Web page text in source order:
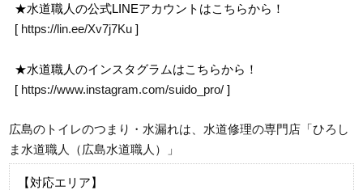
★水道職人の公式LINEアカウントはこちらから！
[ https://lin.ee/Xv7j7Ku ]
★水道職人のインスタグラムはこちらから！
[ https://www.instagram.com/suido_pro/ ]
広島のトイレのつまり・水漏れは、水道修理の専門店「ひろし
ま水道職人（広島水道職人）」
【対応エリア】